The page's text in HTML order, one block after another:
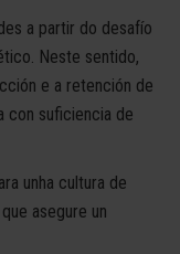
a partir do desafío
Neste sentido,
e a retención de
con suficiencia de
unha cultura de
asegure un